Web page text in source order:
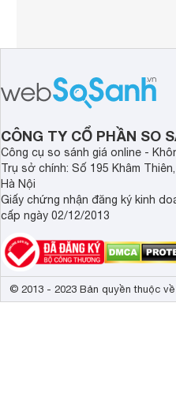
Kích thước
Khối lượng
CÔNG TY CỔ PHẦN SO
Công cụ so sánh giá online -
Trụ sở chính: Số 195 Khâm
Hà Nội
Giấy chứng nhận đăng ký kinh
cấp ngày 02/12/2013
© 2013 - 2023 Bản quyền thuộc